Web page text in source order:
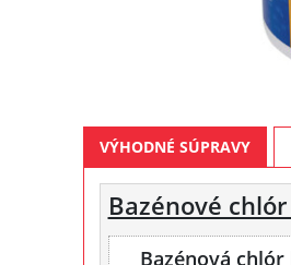
VÝHODNÉ SÚPRAVY
Bazénové
Bazénová